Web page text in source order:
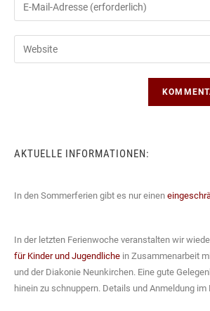
oder
zum
Kommentieren
deine
E-
Mail-
deine
AKTUELLE INFORMATIONEN:
In den Sommerferien gibt es nur einen
In der letzten Ferienwoche veranstalten wir
für Kinder und Jugendliche in Zusammenarbeit
und der Diakonie Neunkirchen. Eine gute
hinein zu schnuppern. Details und Anmeldung im